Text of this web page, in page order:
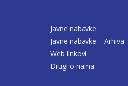
Javne nabavke
Javne nabavke – Arhiva
Web linkovi
Drugi o nama